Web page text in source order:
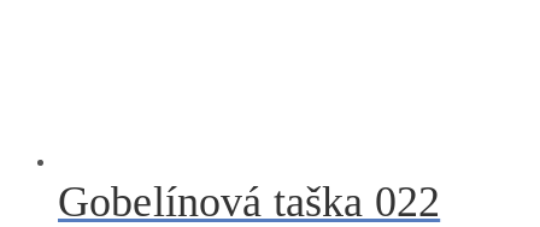
Gobelínová taška 022